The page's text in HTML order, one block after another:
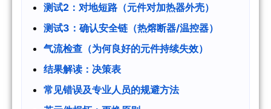
测试2：对地短路（元件对加热器外壳）
测试3：确认安全链（热熔断器/温控器）
气流检查（为何良好的元件持续失效）
结果解读：决策表
常见错误及专业人员的规避方法